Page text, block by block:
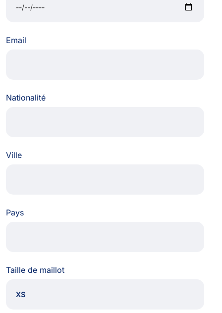
Email
Nationalité
Ville
Pays
Taille de maillot